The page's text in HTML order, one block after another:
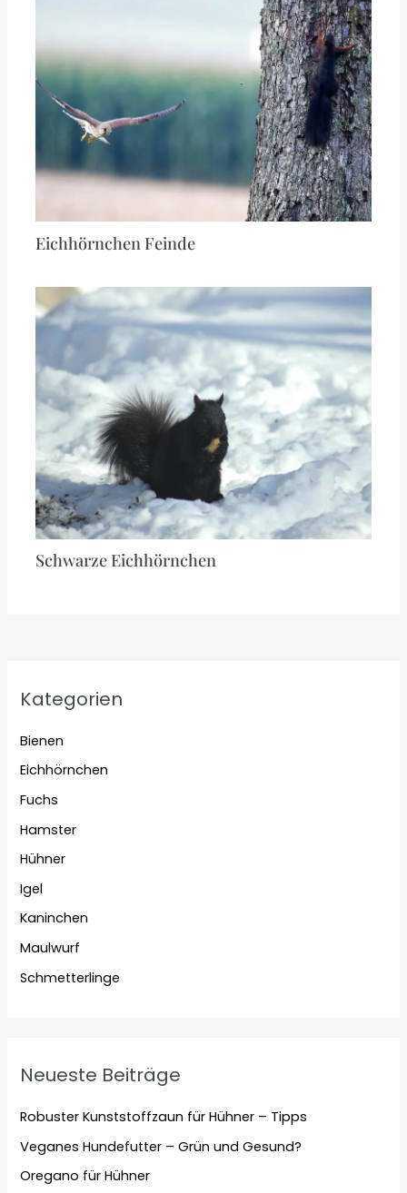
Eichhörnchen Feinde
Schwarze Eichhörnchen
Kategorien
Bienen
Eichhörnchen
Fuchs
Hamster
Hühner
Igel
Kaninchen
Maulwurf
Schmetterlinge
Neueste Beiträge
Robuster Kunststoffzaun für Hühner – Tipps
Veganes Hundefutter – Grün und Gesund?
Oregano für Hühner